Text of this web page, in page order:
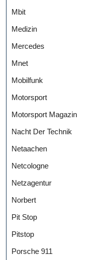
Mbit
Medizin
Mercedes
Mnet
Mobilfunk
Motorsport
Motorsport Magazin
Nacht Der Technik
Netaachen
Netcologne
Netzagentur
Norbert
Pit Stop
Pitstop
Porsche 911